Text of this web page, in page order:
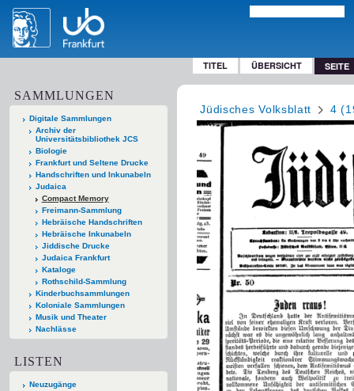
TITEL ÜBERSICHT SEITE
SAMMLUNGEN
Digitale Sammlungen
Archiv der
Universitätsbibliothek JCS
Biologie
Frankfurt und Seltene Drucke
Handschriften und Inkunabeln
Judaica
Compact Memory
Freimann-Sammlung
Hebräische Handschriften
Hebräische Inkunabeln
Jiddische Drucke
Judaica Frankfurt
Kataloge
Rothschild-Sammlung
Kinderbuchsammlungen
Koloniale Sammlungen
Musik und Theater
Nachlässe
LISTEN
Neuzugänge
Jüdisches Volksblatt 4